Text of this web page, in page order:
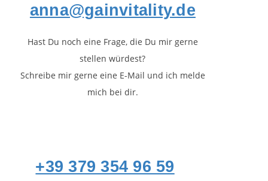
anna@gainvitality.de
Hast Du noch eine Frage, die Du mir gerne
stellen würdest?
Schreibe mir gerne eine E-Mail und ich melde
mich bei dir.
+39 379 354 96 59